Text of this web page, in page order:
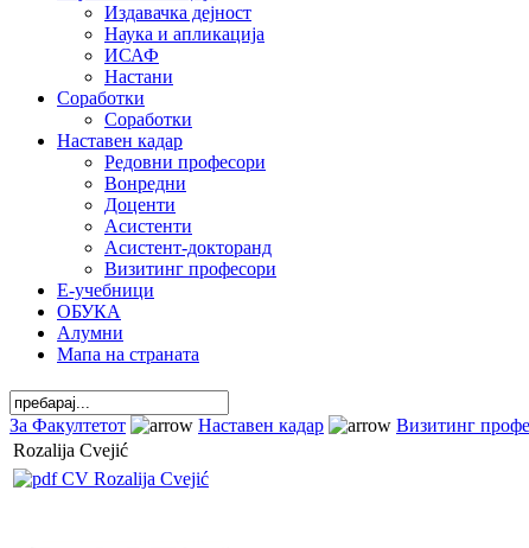
Издавачка дејност
Наука и апликација
ИСАФ
Настани
Соработки
Соработки
Наставен кадар
Редовни професори
Вонредни
Доценти
Асистенти
Асистент-докторанд
Визитинг професори
Е-учебници
ОБУКА
Алумни
Мапа на страната
За Факултетот Наставен кадар Визитинг
Rozalija Cvejić
CV Rozalija Cvejić